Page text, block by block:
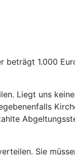
1.000
Liegt uns
Sie